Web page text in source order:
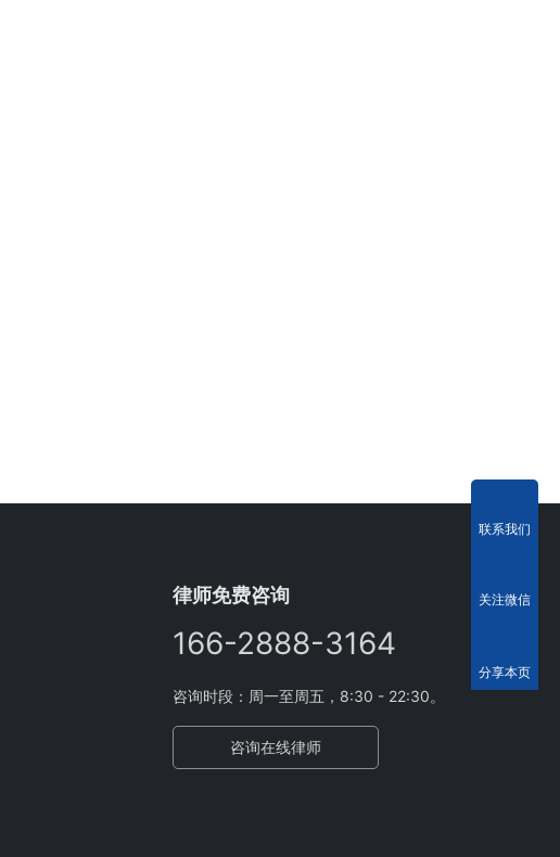
律师免费咨询
166-2888-3164
咨询时段：周一至周五，8:30 - 22:30。
咨询在线律师
联系我们
关注微信
分享本页